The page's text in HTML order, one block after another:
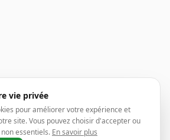
vie privée
pour améliorer votre expérience et
site. Vous pouvez choisir d'accepter ou
essentiels. En savoir plus